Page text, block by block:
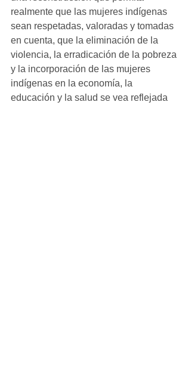
realmente que las mujeres indígenas
sean respetadas, valoradas y tomadas
en cuenta, que la eliminación de la
violencia, la erradicación de la pobreza
y la incorporación de las mujeres
indígenas en la economía, la
educación y la salud se vea reflejada